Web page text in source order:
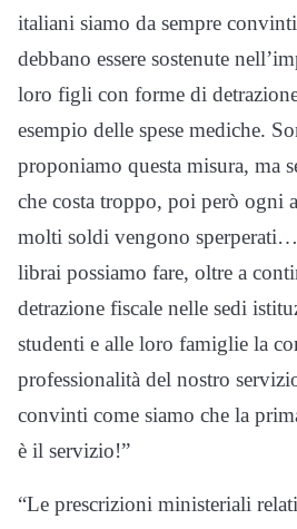
italiani siamo da sempre
debbano essere sostenute
loro figli con forme di
esempio delle spese mediche.
proponiamo questa misura, ma
che costa troppo, poi però ogni
molti soldi vengono
librai possiamo fare, oltre a
detrazione fiscale nelle sedi
studenti e alle loro famiglie la
professionalità del nostro
convinti come siamo che la
è il servizio!”
“Le prescrizioni ministeriali